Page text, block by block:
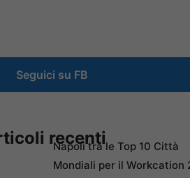
Seguici su FB
recenti
Napoli tra le Top 10 Città
Mondiali per il Workcation